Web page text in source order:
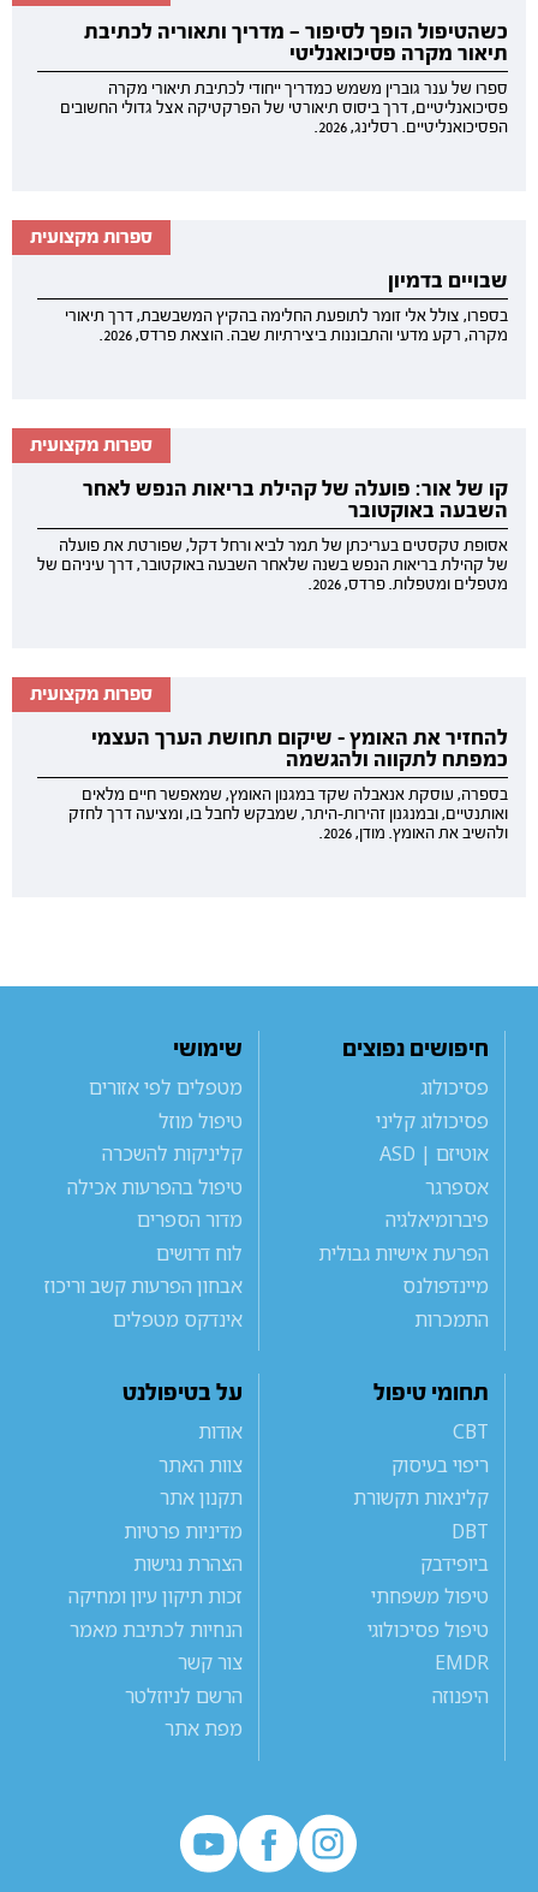
כשהטיפול הופך לסיפור — מדריך ותאוריה לכתיבת
תיאור מקרה פסיכואנליטי
ספרו של ענר גוברין משמש כמדריך ייחודי לכתיבת תיאורי מקרה
פסיכואנליטיים, דרך ביסוס תיאורטי של הפרקטיקה אצל גדולי החשובים
הפסיכואנליטיים. רסלינג, 2026.
ספרות מקצועית
שבויים בדמיון
בספרו, צולל אלי זומר לתופעת החלימה בהקיץ המשבשבת, דרך תיאורי
מקרה, רקע מדעי והתבוננות ביצירתיות שבה. הוצאת פרדס, 2026.
ספרות מקצועית
קו של אור: פועלה של קהילת בריאות הנפש לאחר
השבעה באוקטובר
אסופת טקסטים בעריכתן של תמר לביא ורחל דקל, שפורטת את פועלה
של קהילת בריאות הנפש בשנה שלאחר השבעה באוקטובר, דרך עיניהם של
מטפלים ומטפלות. פרדס, 2026.
ספרות מקצועית
להחזיר את האומץ - שיקום תחושת הערך העצמי
כמפתח לתקווה ולהגשמה
בספרה, עוסקת אנאבלה שקד במגנון האומץ, שמאפשר חיים מלאים
ואותנטיים, ובמנגנון זהירות-היתר, שמבקש לחבל בו, ומציעה דרך לחזק
ולהשיב את האומץ. מודן, 2026.
חיפושים נפוצים
פסיכולוג
פסיכולוג קליני
אוטיזם | ASD
אספרגר
פיברומיאלגיה
הפרעת אישיות גבולית
מיינדפולנס
התמכרות
שימושי
מטפלים לפי אזורים
טיפול מוזל
קליניקות להשכרה
טיפול בהפרעות אכילה
מדור הספרים
לוח דרושים
אבחון הפרעות קשב וריכוז
אינדקס מטפלים
תחומי טיפול
CBT
ריפוי בעיסוק
קלינאות תקשורת
DBT
ביופידבק
טיפול משפחתי
טיפול פסיכולוגי
EMDR
היפנוזה
על בטיפולנט
אודות
צוות האתר
תקנון אתר
מדיניות פרטיות
הצהרת נגישות
זכות תיקון עיון ומחיקה
הנחיות לכתיבת מאמר
צור קשר
הרשם לניוזלטר
מפת אתר